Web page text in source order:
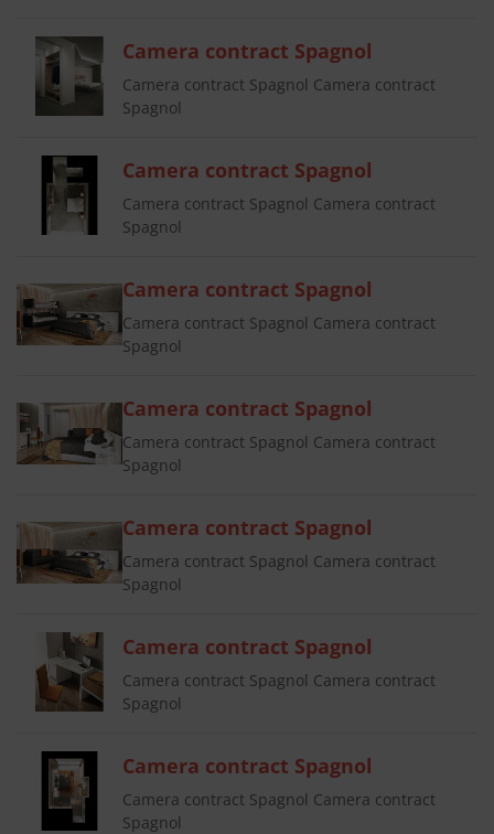
Camera contract Spagnol
Camera contract Spagnol Camera contract
Spagnol
Camera contract Spagnol
Camera contract Spagnol Camera contract
Spagnol
Camera contract Spagnol
Camera contract Spagnol Camera contract
Spagnol
Camera contract Spagnol
Camera contract Spagnol Camera contract
Spagnol
Camera contract Spagnol
Camera contract Spagnol Camera contract
Spagnol
Camera contract Spagnol
Camera contract Spagnol Camera contract
Spagnol
Camera contract Spagnol
Camera contract Spagnol Camera contract
Spagnol